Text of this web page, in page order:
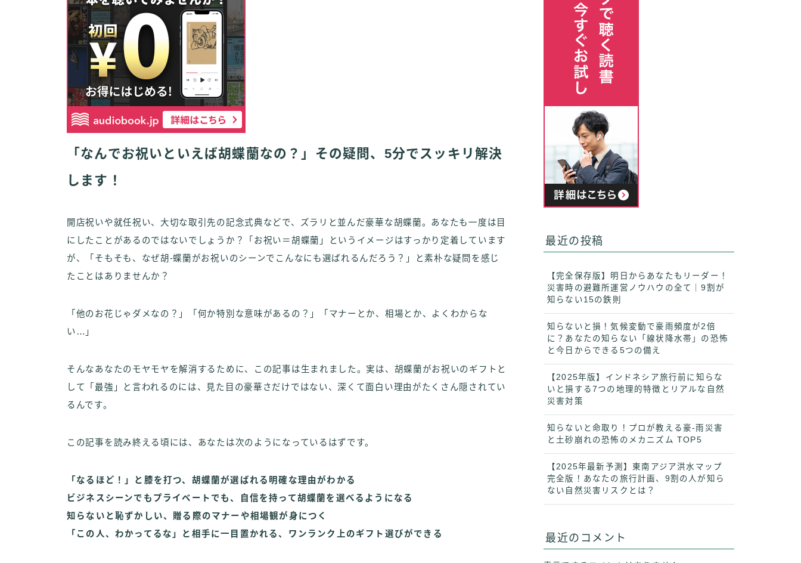
「なんでお祝いといえば胡蝶蘭なの？」その疑問、5分でスッキリ解決
します！
開店祝いや就任祝い、大切な取引先の記念式典などで、ズラリと並んだ豪華な胡蝶蘭。あなたも一度は目
にしたことがあるのではないでしょうか？「お祝い＝胡蝶蘭」というイメージはすっかり定着しています
が、「そもそも、なぜ胡-蝶蘭がお祝いのシーンでこんなにも選ばれるんだろう？」と素朴な疑問を感じ
たことはありませんか？
「他のお花じゃダメなの？」「何か特別な意味があるの？」「マナーとか、相場とか、よくわからな
い…」
そんなあなたのモヤモヤを解消するために、この記事は生まれました。実は、胡蝶蘭がお祝いのギフトと
して「最強」と言われるのには、見た目の豪華さだけではない、深くて面白い理由がたくさん隠されてい
るんです。
この記事を読み終える頃には、あなたは次のようになっているはずです。
「なるほど！」と膝を打つ、胡蝶蘭が選ばれる明確な理由がわかる
ビジネスシーンでもプライベートでも、自信を持って胡蝶蘭を選べるようになる
知らないと恥ずかしい、贈る際のマナーや相場観が身につく
「この人、わかってるな」と相手に一目置かれる、ワンランク上のギフト選びができる
最近の投稿
【完全保存版】明日からあなたもリーダー！
災害時の避難所運営ノウハウの全て｜9割が
知らない15の鉄則
知らないと損！気候変動で豪雨頻度が2倍
に？あなたの知らない「線状降水帯」の恐怖
と今日からできる5つの備え
【2025年版】インドネシア旅行前に知らな
いと損する7つの地理的特徴とリアルな自然
災害対策
知らないと命取り！プロが教える豪-雨災害
と土砂崩れの恐怖のメカニズム TOP5
【2025年最新予測】東南アジア洪水マップ
完全版！あなたの旅行計画、9割の人が知ら
ない自然災害リスクとは？
最近のコメント